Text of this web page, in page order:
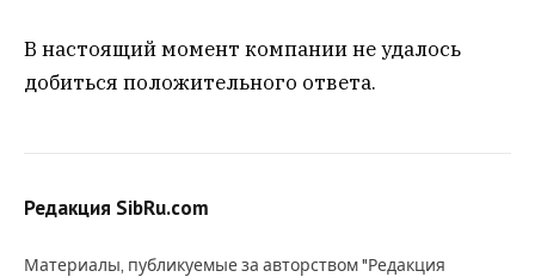
В настоящий момент компании не удалось
добиться положительного ответа.
Редакция SibRu.com
Материалы, публикуемые за авторством "Редакция